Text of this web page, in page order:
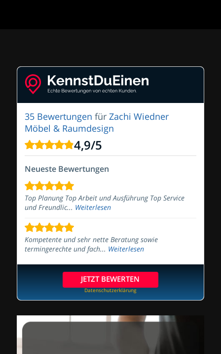
35 Bewertungen für Zachi Wiedner
Möbel & Raumdesign
4,9/5
Neueste Bewertungen
Top Planung Top Arbeit und Ausführung Top Service
und Freundlic... Weiterlesen
Kompetente und sehr nette Beratung sowie
termingerechte und fach... Weiterlesen
JETZT BEWERTEN
Datenschutzerklärung